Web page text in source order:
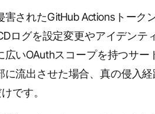
害されたGitHub Actionsトー
ログを設定変更やアイデン
広いOAuthスコープを持つサ
に流出させた場合、真の侵入
です。